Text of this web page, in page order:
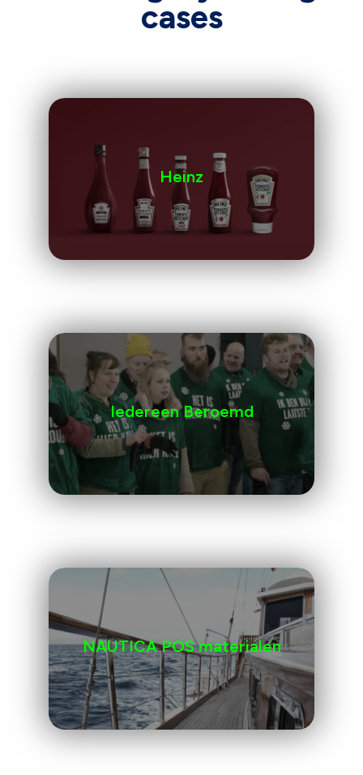
cases
Heinz
Iedereen Beroemd
NAUTICA POS materialen